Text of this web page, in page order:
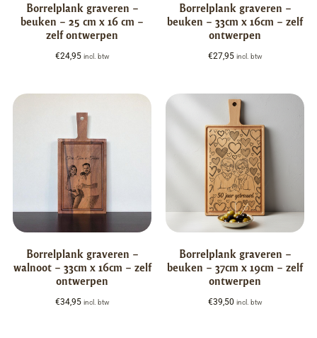
Borrelplank graveren –
beuken – 25 cm x 16 cm –
zelf ontwerpen
€24,95 incl. btw
Borrelplank graveren –
beuken – 33cm x 16cm – zelf
ontwerpen
€27,95 incl. btw
Borrelplank graveren –
walnoot – 33cm x 16cm – zelf
ontwerpen
€34,95 incl. btw
Borrelplank graveren –
beuken – 37cm x 19cm – zelf
ontwerpen
€39,50 incl. btw